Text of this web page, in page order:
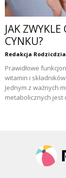
JAK
CYNKU?
Redakcja
Prawidłowe
witamin i
Jednym z ważnych
metabolicznych jest